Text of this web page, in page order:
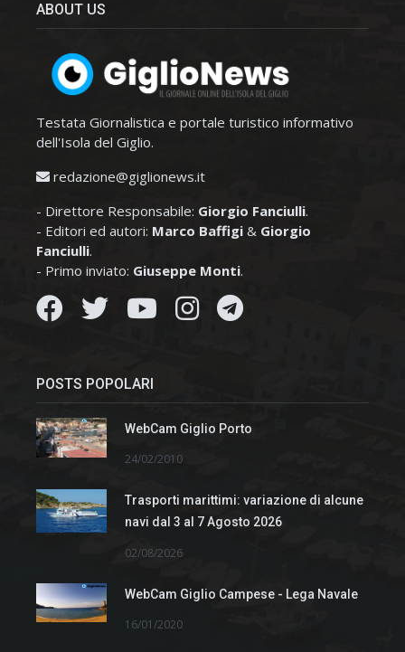
ABOUT US
Testata Giornalistica e portale turistico informativo
dell'Isola del Giglio.
redazione@giglionews.it
- Direttore Responsabile: Giorgio Fanciulli.
- Editori ed autori: Marco Baffigi & Giorgio
Fanciulli.
- Primo inviato: Giuseppe Monti.
POSTS POPOLARI
WebCam Giglio Porto
24/02/2010
Trasporti marittimi: variazione di alcune
navi dal 3 al 7 Agosto 2026
02/08/2026
WebCam Giglio Campese - Lega Navale
16/01/2020